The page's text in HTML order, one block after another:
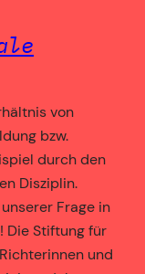
von
bzw.
durch den
Disziplin.
Frage in
Die Stiftung für
und